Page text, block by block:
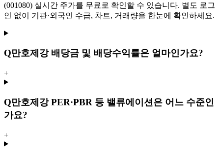
(001080) 실시간 주가를 무료로 확인할 수 있습니다. 별도 로그
인 없이 기관·외국인 수급, 차트, 거래량을 한눈에 확인하세요.
Q만호제강 배당금 및 배당수익률은 얼마인가요?
+
Q만호제강 PER·PBR 등 밸류에이션은 어느 수준인
가요?
+